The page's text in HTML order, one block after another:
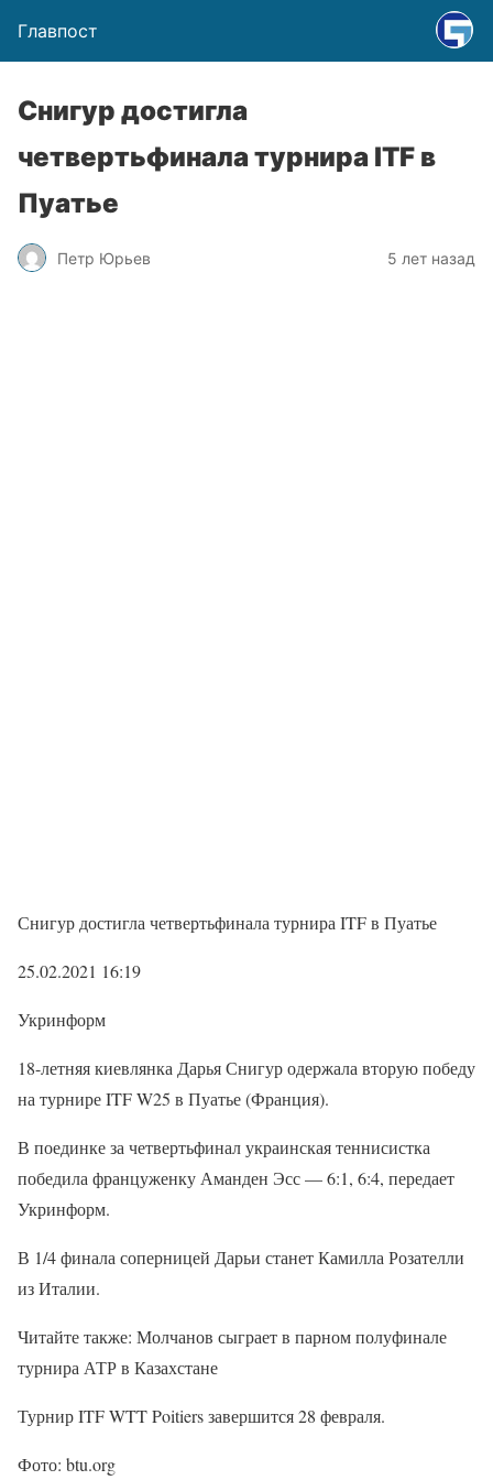
Главпост
Снигур достигла
четвертьфинала турнира ITF в
Пуатье
Петр Юрьев 5 лет назад
Снигур достигла четвертьфинала турнира ITF в Пуатье
25.02.2021 16:19
Укринформ
18-летняя киевлянка Дарья Снигур одержала вторую победу
на турнире ITF W25 в Пуатье (Франция).
В поединке за четвертьфинал украинская теннисистка
победила француженку Аманден Эсс — 6:1, 6:4, передает
Укринформ.
В 1/4 финала соперницей Дарьи станет Камилла Розателли
из Италии.
Читайте также: Молчанов сыграет в парном полуфинале
турнира АТР в Казахстане
Турнир ITF WTT Poitiers завершится 28 февраля.
Фото: btu.org